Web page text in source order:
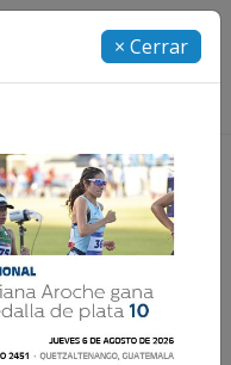
× Cerrar